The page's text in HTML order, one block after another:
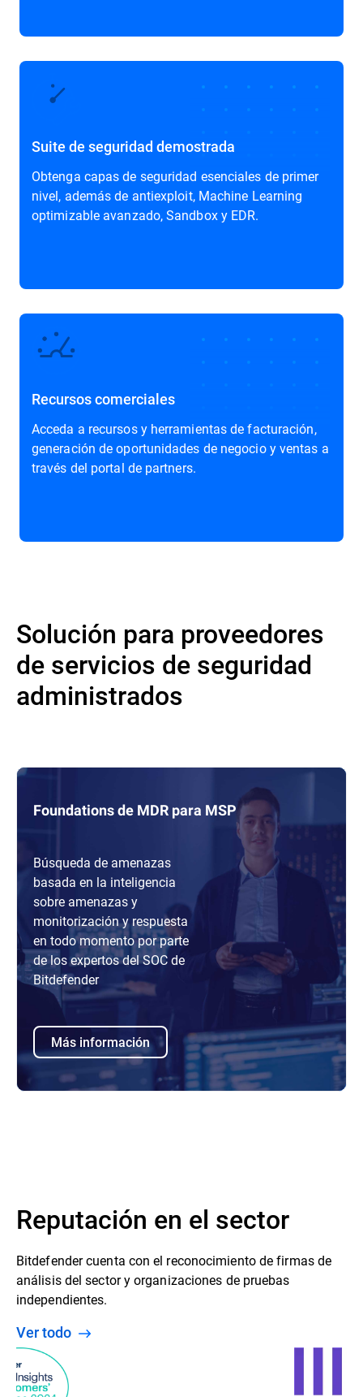
Suite de seguridad demostrada
Obtenga capas de seguridad esenciales de primer
nivel, además de antiexploit, Machine Learning
optimizable avanzado, Sandbox y EDR.
Recursos comerciales
Acceda a recursos y herramientas de facturación,
generación de oportunidades de negocio y ventas a
través del portal de partners.
Solución para proveedores
de servicios de seguridad
administrados
Foundations de MDR para MSP
Búsqueda de amenazas
basada en la inteligencia
sobre amenazas y
monitorización y respuesta
en todo momento por parte
de los expertos del SOC de
Bitdefender
Más información
Reputación en el sector
Bitdefender cuenta con el reconocimiento de firmas de
análisis del sector y organizaciones de pruebas
independientes.
Ver todo